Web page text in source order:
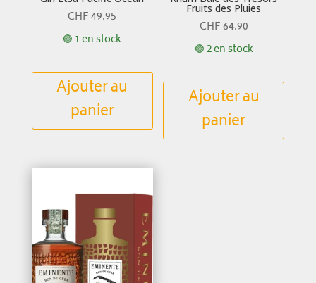
CHF49.95
🟢 1 en stock
Ajouter au
panier
Fruits des Pluies
CHF64.90
🟢 2 en stock
Ajouter au
panier